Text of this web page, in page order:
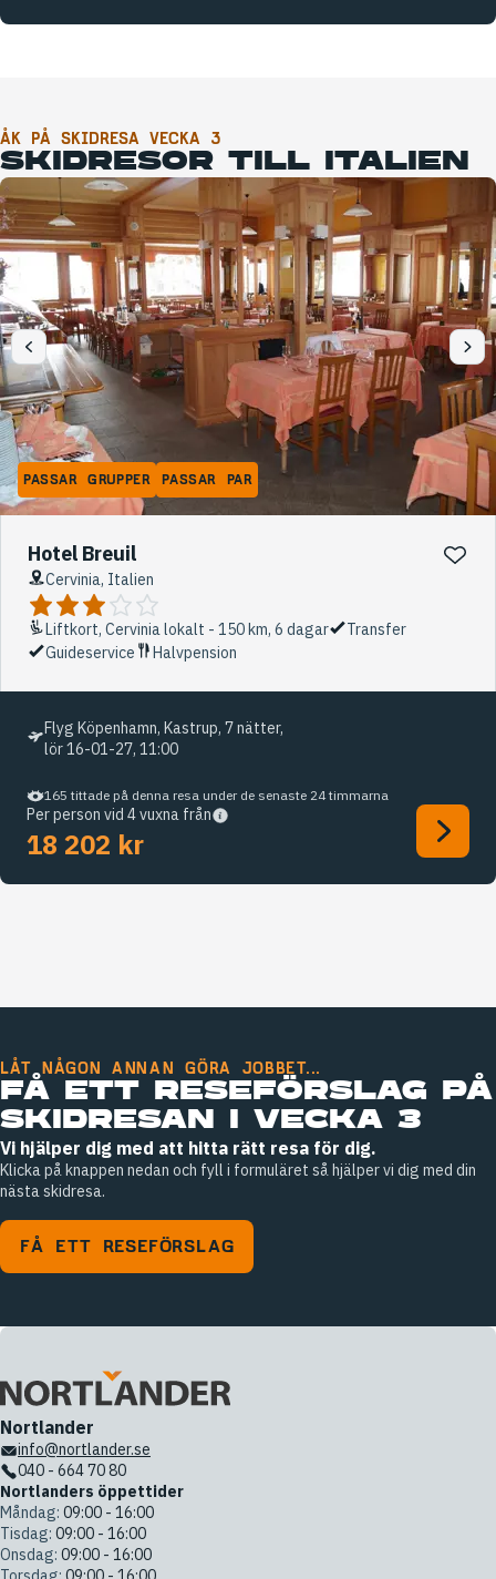
ÅK PÅ SKIDRESA VECKA 3
SKIDRESOR TILL ITALIEN
PASSAR GRUPPER PASSAR PAR
Hotel Breuil
Cervinia, Italien
Liftkort, Cervinia lokalt - 150 km, 6 dagar
Transfer
Guideservice
Halvpension
Flyg Köpenhamn, Kastrup, 7 nätter,
lör 16-01-27, 11:00
165 tittade på denna resa under de senaste 24 timmarna
Per person vid 4 vuxna från
18 202 kr
LÅT NÅGON ANNAN GÖRA JOBBET...
FÅ ETT RESEFÖRSLAG PÅ
SKIDRESAN I VECKA 3
Vi hjälper dig med att hitta rätt resa för dig.
Klicka på knappen nedan och fyll i formuläret så hjälper vi dig med din
nästa skidresa.
FÅ ETT RESEFÖRSLAG
Nortlander
info@nortlander.se
040 - 664 70 80
Nortlanders öppettider
Måndag: 09:00 - 16:00
Tisdag: 09:00 - 16:00
Onsdag: 09:00 - 16:00